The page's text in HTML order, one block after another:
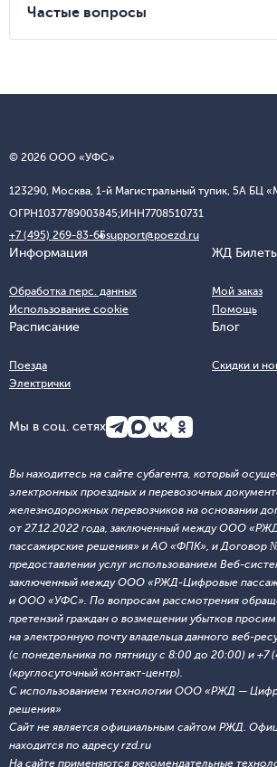
Частые вопросы
© 2026 ООО «УФС»
123290, Москва, 1-й Магистральный тупик, 5А БЦ
ОГРН1037789003845;ИНН7708510731
+7 (495) 269-83-65support@poezd.ru
Информация
Обработка перс. данных
Использование cookie
ЖД
Мой заказ
Помощь
Расписание
Поезда
Электрички
Блог
Скидки и
Мы в соц. сетях
Вы находитесь на сайте субагента, который
электронных проездных и перевозочных
железнодорожных перевозчиков на основании
от 27.12.2022 года, заключенный между ООО
пассажирские решения» и АО «ФПК», и Договор
предоставлении услуг использованием Веб-
заключенный между ООО «РЖД-Цифровые
и ООО «УФС». По вопросам рассмотрения
претензий граждан о возмещении убытков
на электронную почту владельца данного веб-
(с понедельника по пятницу с 8:00 до 20:00) и +7
(круглосуточный контакт-центр).
С использованием технологии ООО «РЖД —
решения»
Сайт не является официальным сайтом РЖД.
находится по адресу rzd.ru
На сайте применяются рекомендательные